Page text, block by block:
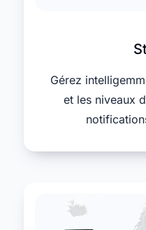
Gérez
et les niveaux